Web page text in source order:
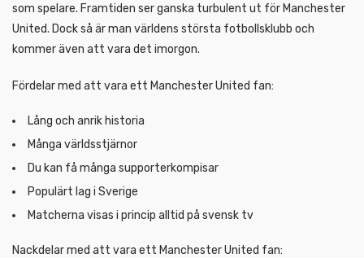
som spelare. Framtiden ser ganska turbulent ut för Manchester
United. Dock så är man världens största fotbollsklubb och
kommer även att vara det imorgon.
Fördelar med att vara ett Manchester United fan:
Lång och anrik historia
Många världsstjärnor
Du kan få många supporterkompisar
Populärt lag i Sverige
Matcherna visas i princip alltid på svensk tv
Nackdelar med att vara ett Manchester United fan: